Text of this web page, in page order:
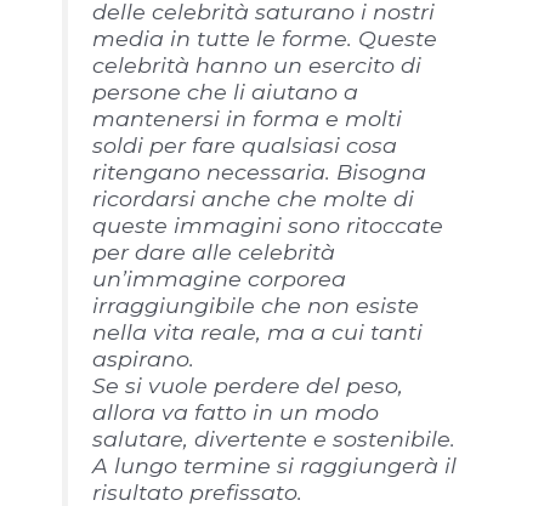
delle celebrità saturano i nostri
media in tutte le forme. Queste
celebrità hanno un esercito di
persone che li aiutano a
mantenersi in forma e molti
soldi per fare qualsiasi cosa
ritengano necessaria. Bisogna
ricordarsi anche che molte di
queste immagini sono ritoccate
per dare alle celebrità
un’immagine corporea
irraggiungibile che non esiste
nella vita reale, ma a cui tanti
aspirano.
Se si vuole perdere del peso,
allora va fatto in un modo
salutare, divertente e sostenibile.
A lungo termine si raggiungerà il
risultato prefissato.